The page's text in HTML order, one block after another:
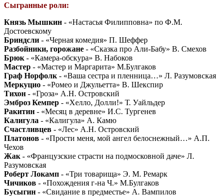
Сыгранные роли:
Князь Мышкин - «Настасья Филипповна» по Ф.М.
Достоевскому
Бриндсли - «Черная комедия» П. Шеффер
Разбойники, горожане - «Сказка про Али-Бабу» В. Смехов
Брюк - «Камера-обскура» В. Набоков
Мастер - «Мастер и Маргарита» М.Булгаков
Граф Норфолк - «Ваша сестра и пленница…» Л. Разумовская
Меркуцио - «Ромео и Джульетта» В. Шекспир
Тихон - «Гроза» А.Н. Островский
Эмброз Кемпер - «Хелло, Долли!» Т. Уайльдер
Ракитин - «Месяц в деревне» И.С. Тургенев
Калигула - «Калигула» А. Камю
Счастливцев - «Лес» А.Н. Островский
Платонов - «Прости меня, мой ангел белоснежный…» А.П.
Чехов
Жак - «Французские страсти на подмосковной даче» Л.
Разумовская
Роберт Локамп - «Три товарища» Э. М. Ремарк
Чичиков - «Похождения г-на Ч.» М.Булгаков
Бусыгин - «Свидание в предместье» А. Вампилов